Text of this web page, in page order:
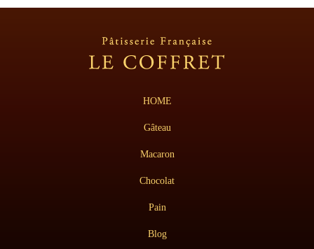
HOME
Gâteau
Macaron
Chocolat
Pain
Blog